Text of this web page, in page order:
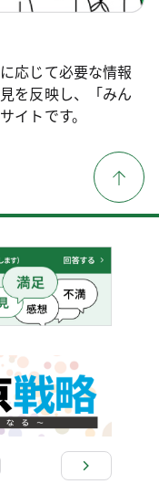
応じて必要な情報
を反映し、「みん
イトです。